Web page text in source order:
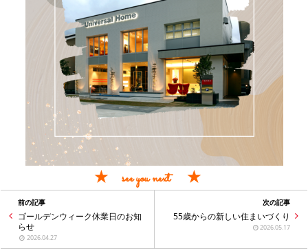
★ see you next ★
前の記事
ゴールデンウィーク休業日のお知
らせ
2026.04.27
次の記事
55歳からの新しい住まいづくり
2026.05.17